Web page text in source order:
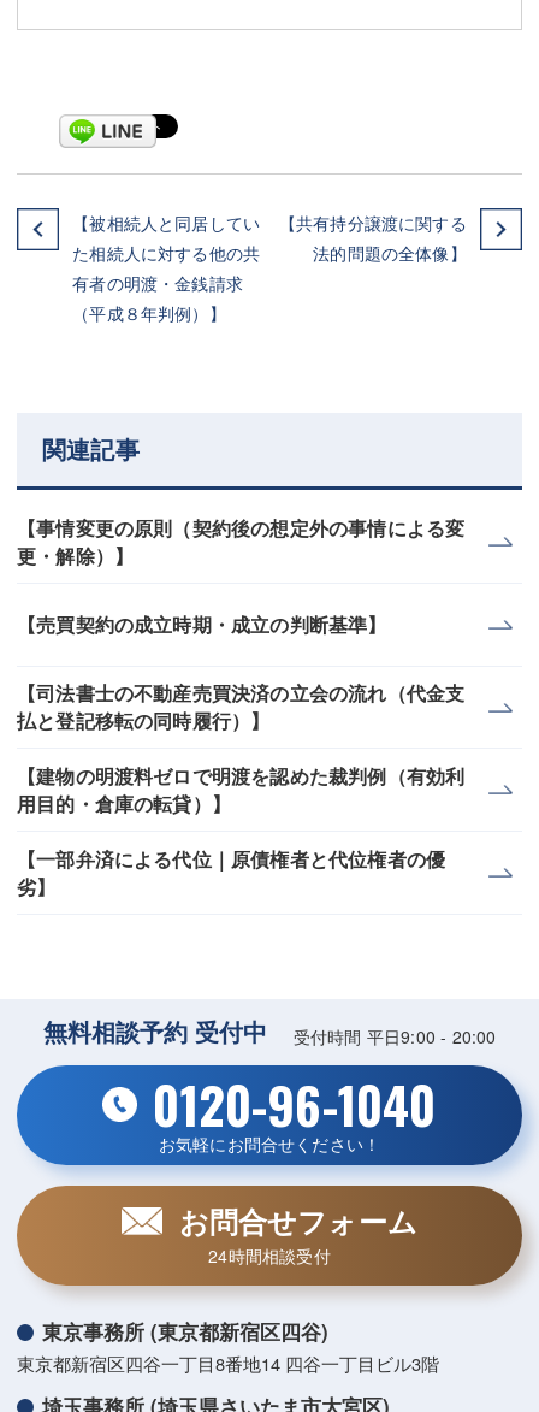
【被相続人と同居してい
た相続人に対する他の共
有者の明渡・金銭請求
（平成８年判例）】
【共有持分譲渡に関する
法的問題の全体像】
関連記事
【事情変更の原則（契約後の想定外の事情による変
更・解除）】
【売買契約の成立時期・成立の判断基準】
【司法書士の不動産売買決済の立会の流れ（代金支
払と登記移転の同時履行）】
【建物の明渡料ゼロで明渡を認めた裁判例（有効利
用目的・倉庫の転貸）】
【一部弁済による代位｜原債権者と代位権者の優
劣】
無料相談予約 受付中 受付時間 平日9:00 - 20:00
0120-96-1040
お気軽にお問合せください！
お問合せフォーム
24時間相談受付
東京事務所 (東京都新宿区四谷)
東京都新宿区四谷一丁目8番地14 四谷一丁目ビル3階